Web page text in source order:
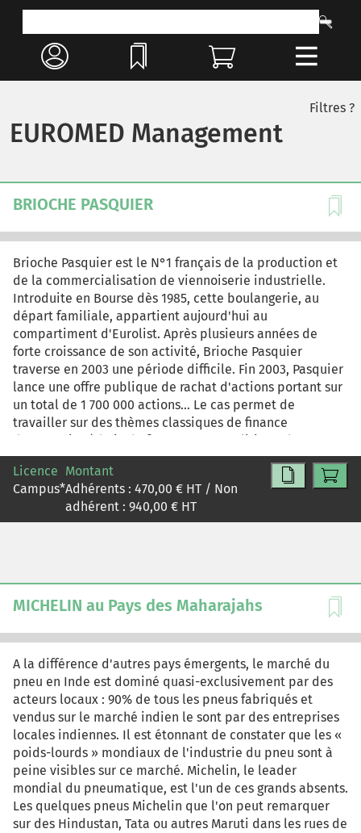
EUROMED Management
Filtres ?
BRIOCHE PASQUIER
Brioche Pasquier est le N°1 français de la production et
de la commercialisation de viennoiserie industrielle.
Introduite en Bourse dès 1985, cette boulangerie, au
départ familiale, appartient aujourd'hui au
compartiment d'Eurolist. Après plusieurs années de
forte croissance de son activité, Brioche Pasquier
traverse en 2003 une période difficile. Fin 2003, Pasquier
lance une offre publique de rachat d'actions portant sur
un total de 1 700 000 actions... Le cas permet de
travailler sur des thèmes classiques de finance
d'entreprise (choix de financement, politique de
dividendes, rachats d'actions, défense du contrôle,
communication financière). La structure de propriété de
Pasquier offre la possibilité d'aborder ces questions
sous l'angle particulier de l'entreprise familiale...
Licence
Campus*
Montant
Adhérents : 470,00 € HT / Non
adhérent : 940,00 € HT
MICHELIN au Pays des Maharajahs
A la différence d'autres pays émergents, le marché du
pneu en Inde est dominé quasi-exclusivement par des
acteurs locaux : 90% de tous les pneus fabriqués et
vendus sur le marché indien le sont par des entreprises
locales indiennes. Il est étonnant de constater que les «
poids-lourds » mondiaux de l'industrie du pneu sont à
peine visibles sur ce marché. Michelin, le leader
mondial du pneumatique, est l'un de ces grands absents.
Les quelques pneus Michelin que l'on peut remarquer
sur des Hindustan, Tata ou autres Maruti dans les rues de